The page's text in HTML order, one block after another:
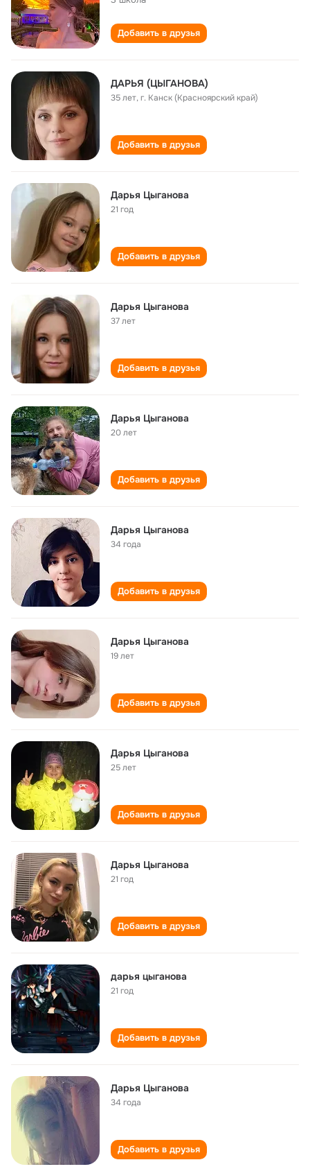
Добавить в друзья
ДАРЬЯ (ЦЫГАНОВА)
35 лет,г. Канск (Красноярский край)
Добавить в друзья
Дарья Цыганова
21 год
Добавить в друзья
Дарья Цыганова
37 лет
Добавить в друзья
Дарья Цыганова
20 лет
Добавить в друзья
Дарья Цыганова
34 года
Добавить в друзья
Дарья Цыганова
19 лет
Добавить в друзья
Дарья Цыганова
25 лет
Добавить в друзья
Дарья Цыганова
21 год
Добавить в друзья
дарья цыганова
21 год
Добавить в друзья
Дарья Цыганова
34 года
Добавить в друзья